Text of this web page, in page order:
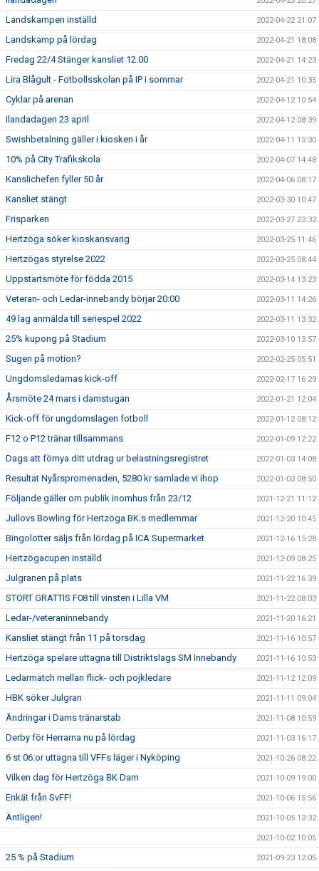
Landskampen inställd 2022-04-22 21:07
Landskamp på lördag 2022-04-21 18:08
Fredag 22/4 Stänger kansliet 12.00 2022-04-21 14:23
Lira Blågult - Fotbollsskolan på IP i sommar 2022-04-21 10:35
Cyklar på arenan 2022-04-12 10:54
Ilandadagen 23 april 2022-04-12 08:39
Swishbetalning gäller i kiosken i år 2022-04-11 15:30
10% på City Trafikskola 2022-04-07 14:48
Kanslichefen fyller 50 år 2022-04-06 08:17
Kansliet stängt 2022-03-30 10:47
Frisparken 2022-03-27 23:32
Hertzöga söker kioskansvarig 2022-03-25 11:46
Hertzögas styrelse 2022 2022-03-25 08:44
Uppstartsmöte för födda 2015 2022-03-14 13:23
Veteran- och Ledar-innebandy börjar 20:00 2022-03-11 14:26
49 lag anmälda till seriespel 2022 2022-03-11 13:32
25% kupong på Stadium 2022-03-10 13:57
Sugen på motion? 2022-02-25 05:51
Ungdomsledarnas kick-off 2022-02-17 16:29
Årsmöte 24 mars i damstugan 2022-01-21 12:04
Kick-off för ungdomslagen fotboll 2022-01-12 08:12
F12 o P12 tränar tillsammans 2022-01-09 12:22
Dags att förnya ditt utdrag ur belastningsregistret 2022-01-03 14:08
Resultat Nyårspromenaden, 5280 kr samlade vi ihop 2022-01-03 08:50
Följande gäller om publik inomhus från 23/12 2021-12-21 11:12
Jullovs Bowling för Hertzöga BK:s medlemmar 2021-12-20 10:45
Bingolotter säljs från lördag på ICA Supermarket 2021-12-16 15:28
Hertzögacupen inställd 2021-12-09 08:25
Julgranen på plats 2021-11-22 16:39
STORT GRATTIS F08 till vinsten i Lilla VM 2021-11-22 08:03
Ledar-/veteraninnebandy 2021-11-20 16:21
Kansliet stängt från 11 på torsdag 2021-11-16 10:57
Hertzöga spelare uttagna till Distriktslags SM Innebandy 2021-11-16 10:53
Ledarmatch mellan flick- och pojkledare 2021-11-12 12:09
HBK söker Julgran 2021-11-11 09:04
Ändringar i Dams tränarstab 2021-11-08 10:59
Derby för Herrarna nu på lördag 2021-11-03 16:17
6 st 06:or uttagna till VFFs läger i Nyköping 2021-10-26 08:22
Vilken dag för Hertzöga BK Dam 2021-10-09 19:00
Enkät från SvFF! 2021-10-06 15:56
Äntligen! 2021-10-05 13:32
2021-10-02 10:05
25 % på Stadium 2021-09-23 12:05